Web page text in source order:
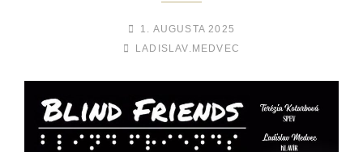
POSTED-
ON
1. AUGUSTA 2025
BY
BYLINE
LADISLAV.MEDVEC